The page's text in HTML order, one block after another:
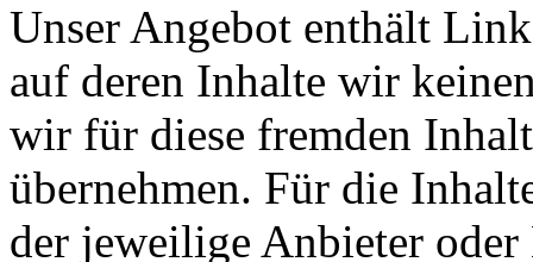
Unser Angebot enthält
auf deren Inhalte wir
wir für diese fremden
übernehmen. Für die
der jeweilige Anbieter oder